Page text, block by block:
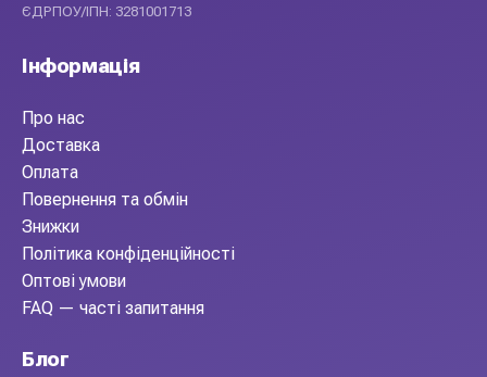
ЄДРПОУ/ІПН: 3281001713
Інформація
Про нас
Доставка
Оплата
Повернення та обмін
Знижки
Політика конфіденційності
Оптові умови
FAQ — часті запитання
Блог